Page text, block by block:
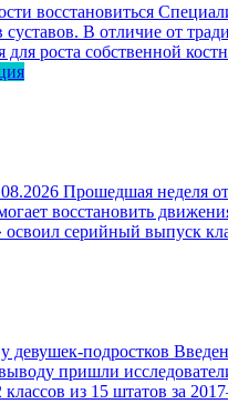
восстановиться
В отличие от
роста собственной
Прошедшая неделя
восстановить
серийный выпуск
девушек-подростков
пришли
из 15 штатов за